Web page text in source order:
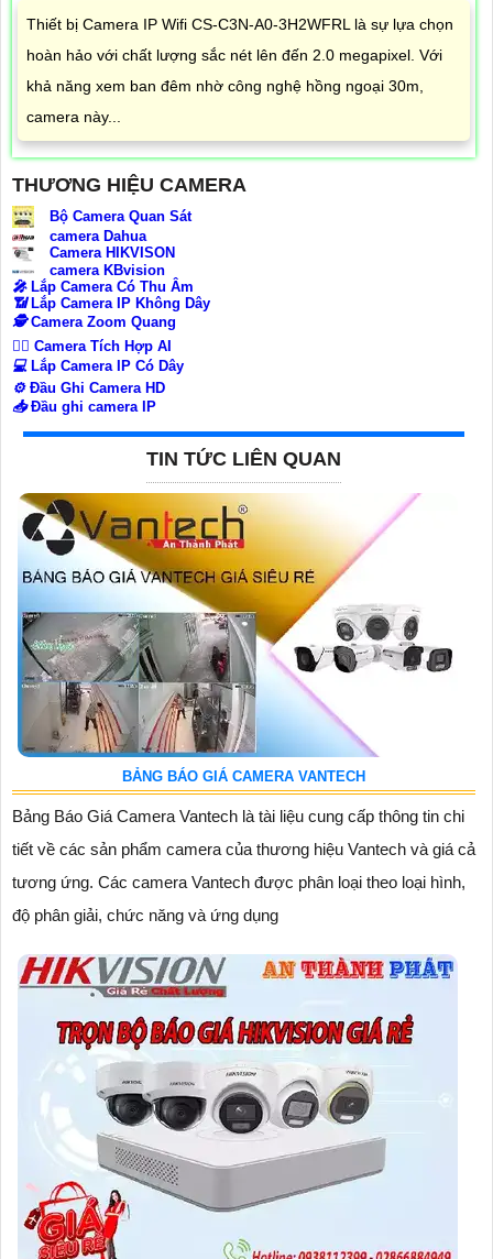
Thiết bị Camera IP Wifi CS-C3N-A0-3H2WFRL là sự lựa chọn
hoàn hảo với chất lượng sắc nét lên đến 2.0 megapixel. Với
khả năng xem ban đêm nhờ công nghệ hồng ngoại 30m,
camera này...
THƯƠNG HIỆU CAMERA
Bộ Camera Quan Sát
camera Dahua
Camera HIKVISON
camera KBvision
️🎤️ Lắp Camera Có Thu Âm
📶 Lắp Camera IP Không Dây
🕵️Camera Zoom Quang
🧛‍♀️ Camera Tích Hợp AI
💻Lắp Camera IP Có Dây
⚙️Đầu Ghi Camera HD
📥Đầu ghi camera IP
TIN TỨC LIÊN QUAN
BẢNG BÁO GIÁ CAMERA VANTECH
Bảng Báo Giá Camera Vantech là tài liệu cung cấp thông tin chi
tiết về các sản phẩm camera của thương hiệu Vantech và giá cả
tương ứng. Các camera Vantech được phân loại theo loại hình,
độ phân giải, chức năng và ứng dụng